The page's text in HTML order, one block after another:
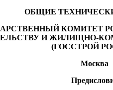
ОБЩИЕ
КОМИТЕТ
И ЖИЛИЩНО-
(ГОССТРОЙ
Москва